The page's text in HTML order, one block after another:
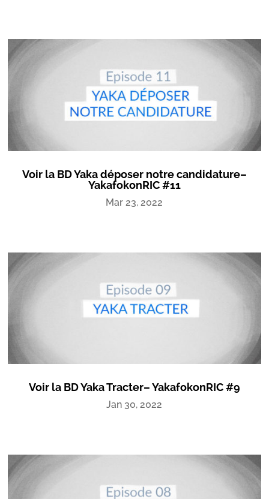
Voir la BD Yaka déposer notre candidature–
YakafokonRIC #11
Mar 23, 2022
Voir la BD Yaka Tracter– YakafokonRIC #9
Jan 30, 2022